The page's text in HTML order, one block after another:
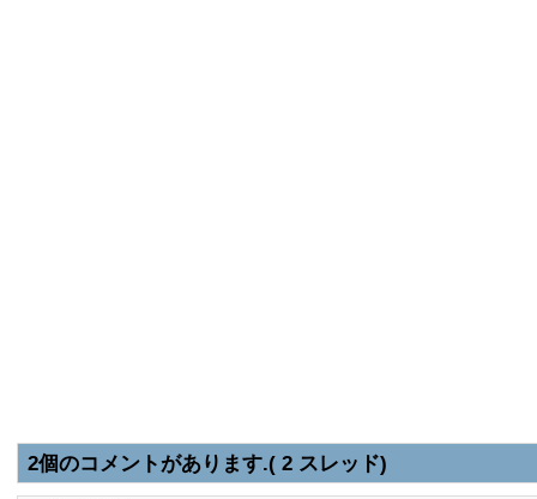
2個のコメントがあります.( 2 スレッド)